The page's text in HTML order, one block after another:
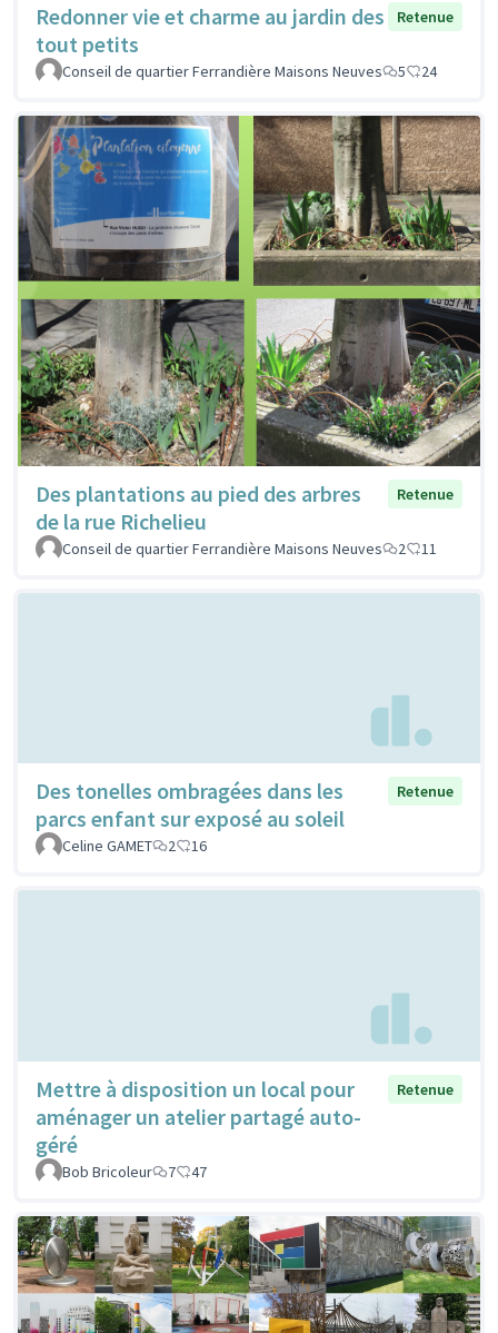
Redonner vie et charme au jardin des
tout petits
Retenue
Conseil de quartier Ferrandière Maisons Neuves 5 24
Des plantations au pied des arbres
de la rue Richelieu
Retenue
Conseil de quartier Ferrandière Maisons Neuves 2 11
Des tonelles ombragées dans les
parcs enfant sur exposé au soleil
Retenue
Celine GAMET 2 16
Mettre à disposition un local pour
aménager un atelier partagé auto-
géré
Retenue
Bob Bricoleur 7 47